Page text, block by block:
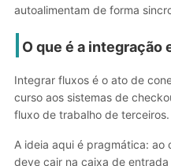
autoalimentam de forma
O que é a
Integrar fluxos é o ato de
curso aos sistemas de
fluxo de trabalho de terceiros.
A ideia aqui é pragmática: ao
deve cair na caixa de